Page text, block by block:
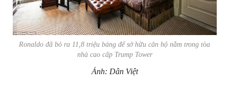
Ronaldo đã bỏ ra 11,8 triệu bảng để sở hữu căn hộ nằm trong tòa
nhà cao cấp Trump Tower
Ảnh: Dân Việt